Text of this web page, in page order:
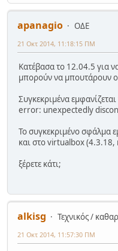
apanagio
ΟΔΕ
21 Οκτ 2014, 11:18:15 ΠΜ
Κατέβασα το 12.04.5 για
μπορούν να μπουτάρουν
Συγκεκριμένα
error: unexpectedly
Το συγκεκριμένο σφάλμα
και στο virtualbox (4.3.18,
ξέρετε κάτι;
alkisg
Τεχνικός /
21 Οκτ 2014, 11:57:30 ΠΜ